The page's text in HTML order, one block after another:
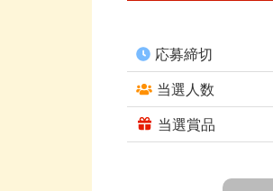
応募締切
当選人数
当選賞品